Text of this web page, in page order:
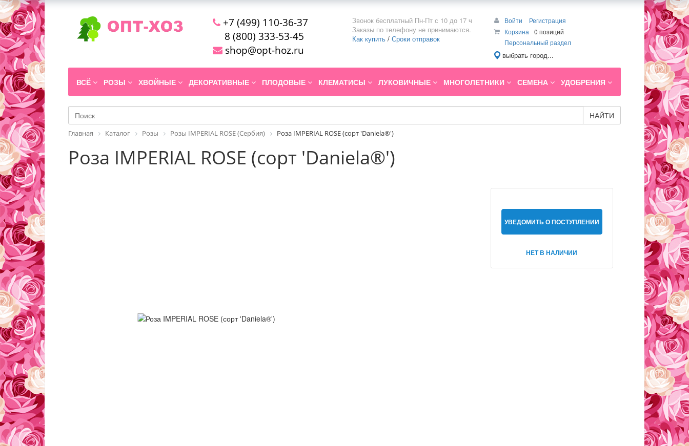
+7 (499) 110-36-37
8 (800) 333-53-45
shop@opt-hoz.ru
Звонок бесплатный Пн-Пт с 10 до 17 ч
Заказы по телефону не принимаются.
Как купить / Сроки отправок
Войти
Регистрация
Корзина
0 позиций
Персональный раздел
выбрать город...
ВСЁ РОЗЫ ХВОЙНЫЕ ДЕКОРАТИВНЫЕ ПЛОДОВЫЕ КЛЕМАТИСЫ ЛУКОВИЧНЫЕ МНОГОЛЕТНИКИ СЕМЕНА УДОБРЕНИЯ
НАЙТИ
Главная Каталог Розы Розы IMPERIAL ROSE (Сербия) Роза IMPERIAL ROSE (сорт 'Daniela®')
Роза IMPERIAL ROSE (сорт 'Daniela®')
УВЕДОМИТЬ О ПОСТУПЛЕНИИ
НЕТ В НАЛИЧИИ